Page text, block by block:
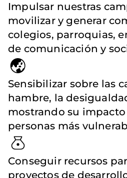
Impulsar nuestras
movilizar y generar
colegios, parroquias,
de comunicación y
Sensibilizar sobre las
hambre, la
mostrando su impacto
personas más
Conseguir recursos
proyectos de